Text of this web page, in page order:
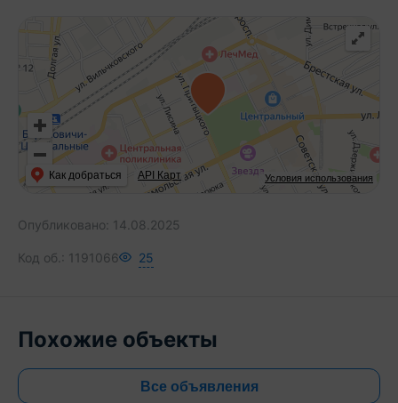
Условия использования
Как добраться API Карт
Опубликовано: 14.08.2025
Код об.: 1191066 25
Похожие объекты
Все объявления